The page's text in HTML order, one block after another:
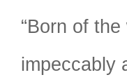
“Born of
impeccably